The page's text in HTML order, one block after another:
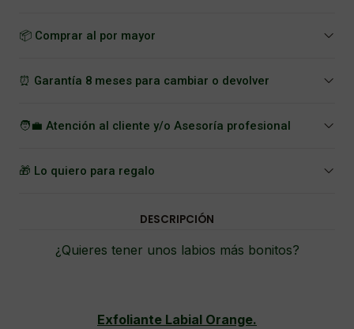
📦 Comprar al por mayor
⏰ Garantía 8 meses para cambiar o devolver
🧑‍💼 Atención al cliente y/o Asesoría profesional
🎁 Lo quiero para regalo
DESCRIPCIÓN
¿Quieres tener unos labios más bonitos?
Exfoliante Labial Orange.